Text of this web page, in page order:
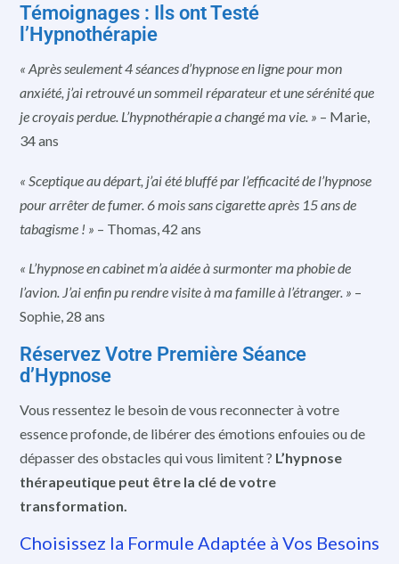
Témoignages : Ils ont Testé
l’Hypnothérapie
« Après seulement 4 séances d’hypnose en ligne pour mon
anxiété, j’ai retrouvé un sommeil réparateur et une sérénité que
je croyais perdue. L’hypnothérapie a changé ma vie. » – Marie,
34 ans
« Sceptique au départ, j’ai été bluffé par l’efficacité de l’hypnose
pour arrêter de fumer. 6 mois sans cigarette après 15 ans de
tabagisme ! » – Thomas, 42 ans
« L’hypnose en cabinet m’a aidée à surmonter ma phobie de
l’avion. J’ai enfin pu rendre visite à ma famille à l’étranger. » –
Sophie, 28 ans
Réservez Votre Première Séance
d’Hypnose
Vous ressentez le besoin de vous reconnecter à votre
essence profonde, de libérer des émotions enfouies ou de
dépasser des obstacles qui vous limitent ? L’hypnose
thérapeutique peut être la clé de votre
transformation.
Choisissez la Formule Adaptée à Vos Besoins